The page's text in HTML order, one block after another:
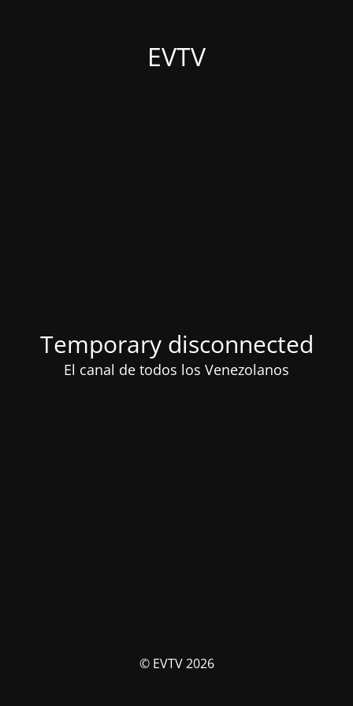
EVTV
Temporary disconnected
El canal de todos los Venezolanos
© EVTV 2026